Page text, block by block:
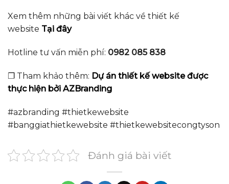
Xem thêm những bài viết khác về thiết kế
website Tại đây
Hotline tư vấn miễn phí: 0982 085 838
❐ Tham khảo thêm: Dự án thiết kế website được
thực hiện bởi AZBranding
#azbranding #thietkewebsite
#banggiathietkewebsite #thietkewebsitecongtyson
Đánh giá bài viết